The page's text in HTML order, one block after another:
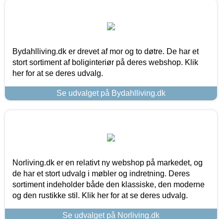
Bydahlliving.dk er drevet af mor og to døtre. De har et
stort sortiment af boliginteriør på deres webshop. Klik
her for at se deres udvalg.
Se udvalget på Bydahlliving.dk
Norliving.dk er en relativt ny webshop på markedet, og
de har et stort udvalg i møbler og indretning. Deres
sortiment indeholder både den klassiske, den moderne
og den rustikke stil. Klik her for at se deres udvalg.
Se udvalget på Norliving.dk